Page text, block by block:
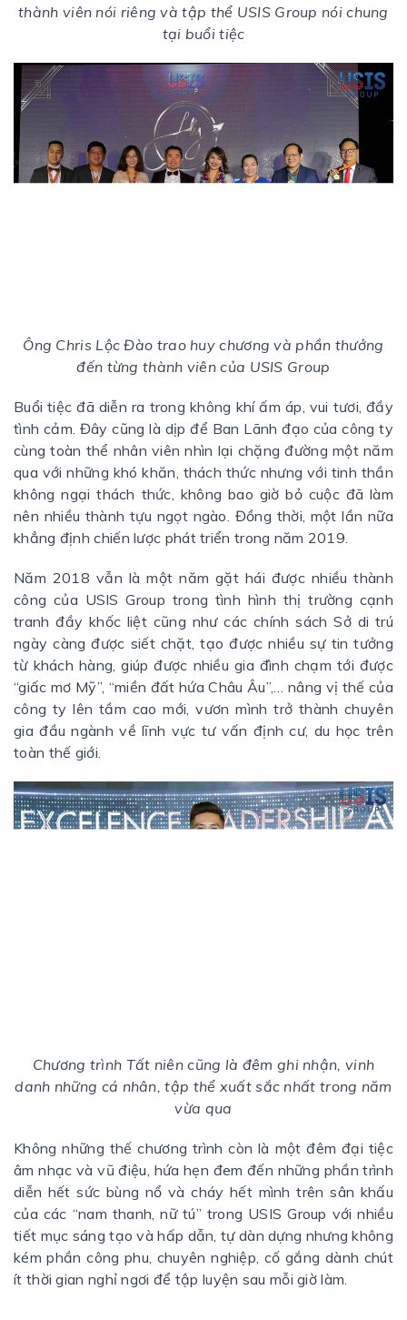
thành viên nói riêng và tập thể USIS Group nói chung
tại buổi tiệc
Ông Chris Lộc Đào trao huy chương và phần thưởng
đến từng thành viên của USIS Group
Buổi tiệc đã diễn ra trong không khí ấm áp, vui tươi, đầy
tình cảm. Đây cũng là dịp để Ban Lãnh đạo của công ty
cùng toàn thể nhân viên nhìn lại chặng đường một năm
qua với những khó khăn, thách thức nhưng với tinh thần
không ngại thách thức, không bao giờ bỏ cuộc đã làm
nên nhiều thành tựu ngọt ngào. Đồng thời, một lần nữa
khẳng định chiến lược phát triển trong năm 2019.
Năm 2018 vẫn là một năm gặt hái được nhiều thành
công của USIS Group trong tình hình thị trường cạnh
tranh đầy khốc liệt cũng như các chính sách Sở di trú
ngày càng được siết chặt, tạo được nhiều sự tin tưởng
từ khách hàng, giúp được nhiều gia đình chạm tới được
“giấc mơ Mỹ”, “miền đất hứa Châu Âu”,… nâng vị thế của
công ty lên tầm cao mới, vươn mình trở thành chuyên
gia đầu ngành về lĩnh vực tư vấn định cư, du học trên
toàn thế giới.
Chương trình Tất niên cũng là đêm ghi nhận, vinh
danh những cá nhân, tập thể xuất sắc nhất trong năm
vừa qua
Không những thế chương trình còn là một đêm đại tiệc
âm nhạc và vũ điệu, hứa hẹn đem đến những phần trình
diễn hết sức bùng nổ và cháy hết mình trên sân khấu
của các “nam thanh, nữ tú” trong USIS Group với nhiều
tiết mục sáng tạo và hấp dẫn, tự dàn dựng nhưng không
kém phần công phu, chuyên nghiệp, cố gắng dành chút
ít thời gian nghỉ ngơi để tập luyện sau mỗi giờ làm.